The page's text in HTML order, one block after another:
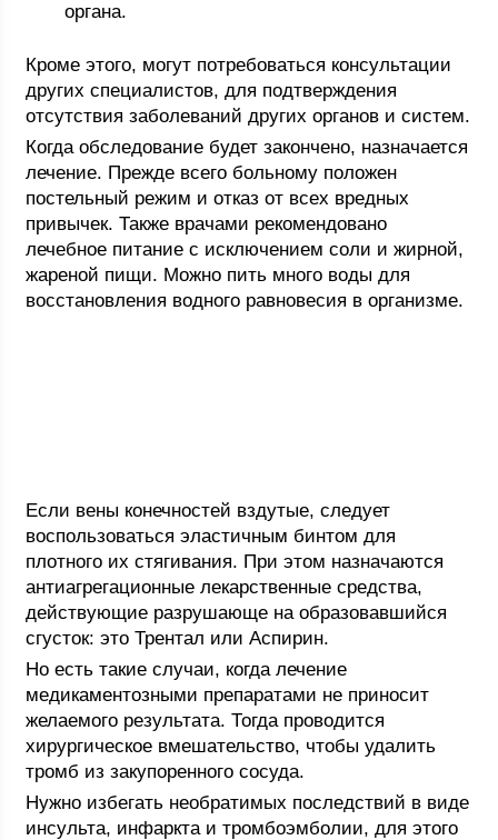
органа.
Кроме этого, могут потребоваться консультации
других специалистов, для подтверждения
отсутствия заболеваний других органов и систем.
Когда обследование будет закончено, назначается
лечение. Прежде всего больному положен
постельный режим и отказ от всех вредных
привычек. Также врачами рекомендовано
лечебное питание с исключением соли и жирной,
жареной пищи. Можно пить много воды для
восстановления водного равновесия в организме.
Если вены конечностей вздутые, следует
воспользоваться эластичным бинтом для
плотного их стягивания. При этом назначаются
антиагрегационные лекарственные средства,
действующие разрушающе на образовавшийся
сгусток: это Трентал или Аспирин.
Но есть такие случаи, когда лечение
медикаментозными препаратами не приносит
желаемого результата. Тогда проводится
хирургическое вмешательство, чтобы удалить
тромб из закупоренного сосуда.
Нужно избегать необратимых последствий в виде
инсульта, инфаркта и тромбоэмболии, для этого